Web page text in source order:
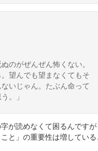
のがぜんぜん怖くない。
望んでも望まなくてもそ
いじゃん。たぶん命って
。」
が読めなくて困るんです
と」の重要性は増している